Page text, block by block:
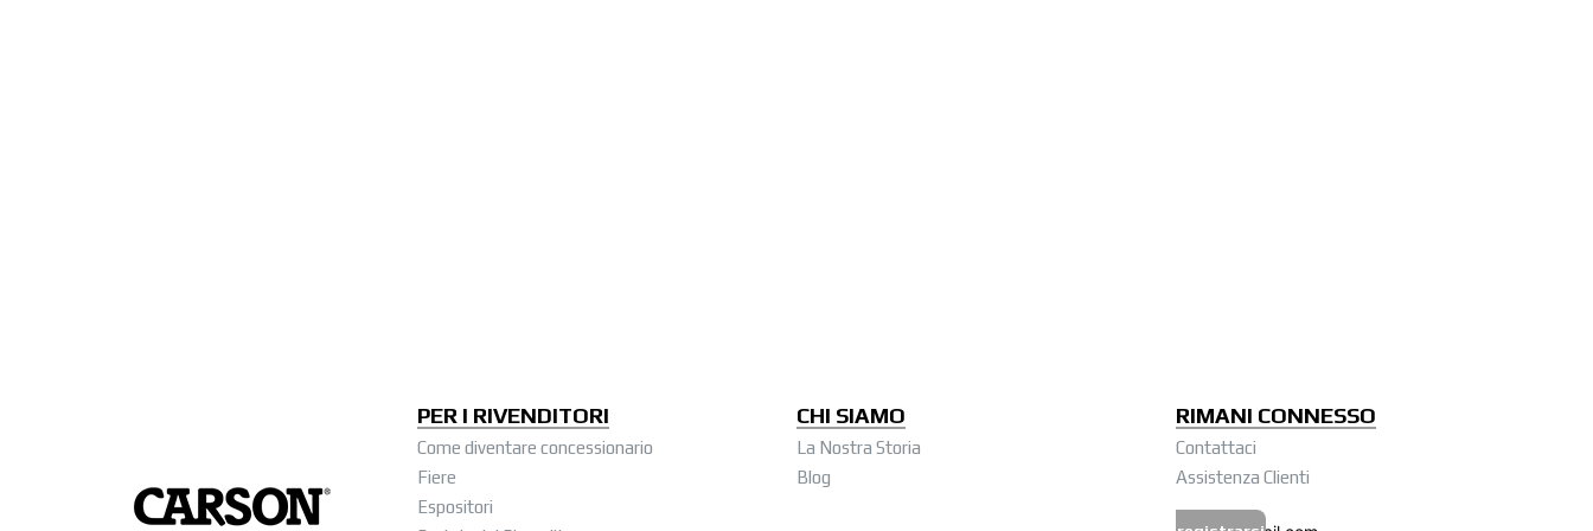
PER I RIVENDITORI
Come diventare concessionario
Fiere
Espositori
CHI SIAMO
La Nostra Storia
Blog
RIMANI CONNESSO
Contattaci
Assistenza Clienti